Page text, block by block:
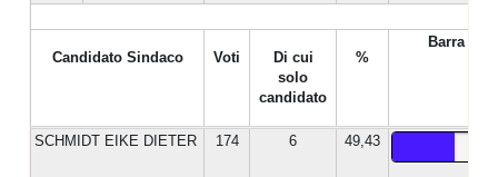
Candidato Sindaco Voti
Di cui
solo
candidato
%
Barra %
SCHMIDT EIKE DIETER 174 6 49,43